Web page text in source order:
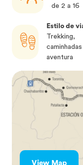
de 2 a 16
Estilo de
Trekking,
caminhadas
aventura
View Map